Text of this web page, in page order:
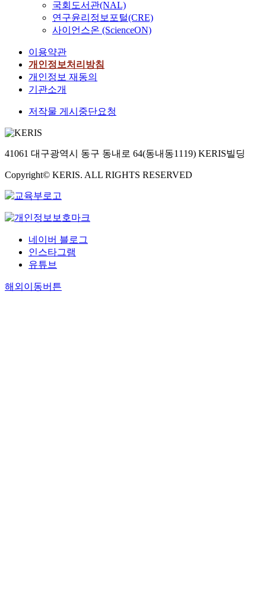
국회도서관(NAL)
연구윤리정보포털(CRE)
사이언스온 (ScienceON)
이용약관
개인정보처리방침
개인정보 재동의
기관소개
저작물 게시중단요청
41061 대구광역시 동구 동내로 64(동내동1119) KERIS빌딩
Copyright© KERIS. ALL RIGHTS RESERVED
네이버 블로그
인스타그램
유튜브
해외이동버튼